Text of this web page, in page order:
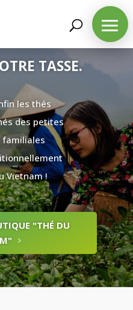
du Vietnam
TASSE.
les thés
des petites
familiales
Vietnam !
"THÉ DU